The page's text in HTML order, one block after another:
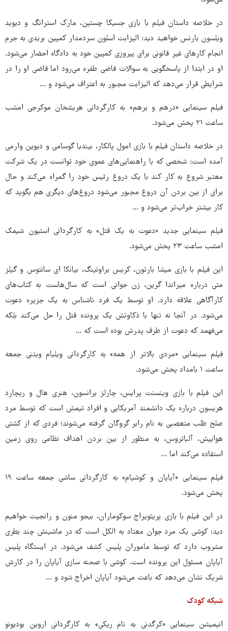
در خلاصه داستان فیلم با بازی جسیکا چستین، مارک استرانگ و دیوید
ویلسون بارنس خواهید دید: الیزابت اسلون سردمدار کمپین بریدی به جرم
انجام کارهای غیر قانونی برای پیروزی کمپین خود به دادگاه احضار می‌شود.
او در ابتدا از پاسخگویی به سوالات قاضی طفره می‌رود اما قاضی او را در
شرایطی قرار می‌دهد که الیزابت مجبور به اعتراف می‌شود و ...
فیلم سینمایی «درهم و برهم» به کارگردانی هریشخان موکرجی امشب
ساعت ۲۱ پخش می‌شود.
در خلاصه داستان فیلم با بازی امول پالکار، بیندیا گوسامی و دیوین وارمی
آمده است: شخصی که با راهنمایی‌های عموی خود توانست در یک شرکت
معتبر شروع به کار کند با یک دروغ رئیس خود را گمراه می‌کند و حال
برای از بین بردن آن دروغ مجبور می‌شود دروغ‌های دیگری هم بگوید که
کار بیشتر خراب‌تر می‌شود و ...
فیلم سینمایی جدید «دعوت به یک قتل» به کارگردانی استیون شیمک
امشب ساعت ۲۳ پخش می‌شود.
این فیلم با بازی میشا بارتون، کریس براونینگ، بیانکا ای سانتوس و گیلز
متی درباره میراندا گرین، زن جوانی است که سال‌هاست به کتاب‌های
کارآگاهی علاقه دارد. او توسط یک فرد ناشناس به یک جزیره دعوت
می‌شود. در آنجا نه تنها با ذکاوتش یک پرونده قتل را حل می‌کند بلکه
می‌فهمد که دعوت از طرف پدرش بوده است که ...
فیلم سینمایی «مردی بالاتر از همه» به کارگردانی ویلیام ویتنی جمعه
ساعت ۱ بامداد پخش می‌شود.
این فیلم با بازی وینسنت پرایس، چارلز برانسون، هنری هال و ریچارد
هریسون درباره یک دانشمند آمریکایی و افراد تیمش است که توسط مرد
صلح طلب متعصبی به نام رابر گروگان گرفته می‌شوند؛ فردی که از کشتی
هواییش، آلباتروس، به منظور از بین بردن اهداف نظامی روی زمین
استفاده می‌کند اما ...
فیلم سینمایی «آیاپان و کوشیام» به کارگردانی ساشی جمعه ساعت ۱۹
پخش می‌شود.
در این فیلم با بازی پریثویراج سوکوماران، بیجو منون و رانجیت خواهیم
دید: کوشی یک مرد جوان معتاد به الکل است که در ماشینش چند بطری
مشروب دارد که توسط ماموران پلیس کشف می‌شود. در ایستگاه پلیس
آیاپان مسئول این پرونده است. کوشی با صحنه سازی آیاپان را در کارش
شریک نشان می‌دهد که باعث می‌شود آیاپان اخراج شود و ...
شبکه کودک
انیمیشن سینمایی «کرگدنی به نام ریکی» به کارگردانی اروین بودیونو